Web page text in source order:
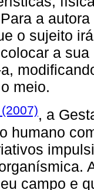
a
o sujeito
a
meio.
, a
humano
campo e